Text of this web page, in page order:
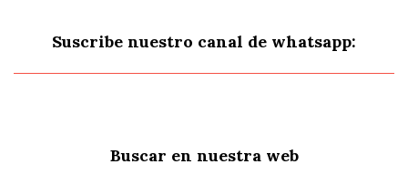
Suscribe nuestro canal de whatsapp:
Buscar en nuestra web